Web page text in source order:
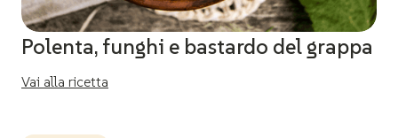
Polenta, funghi e bastardo del grappa
Vai alla ricetta